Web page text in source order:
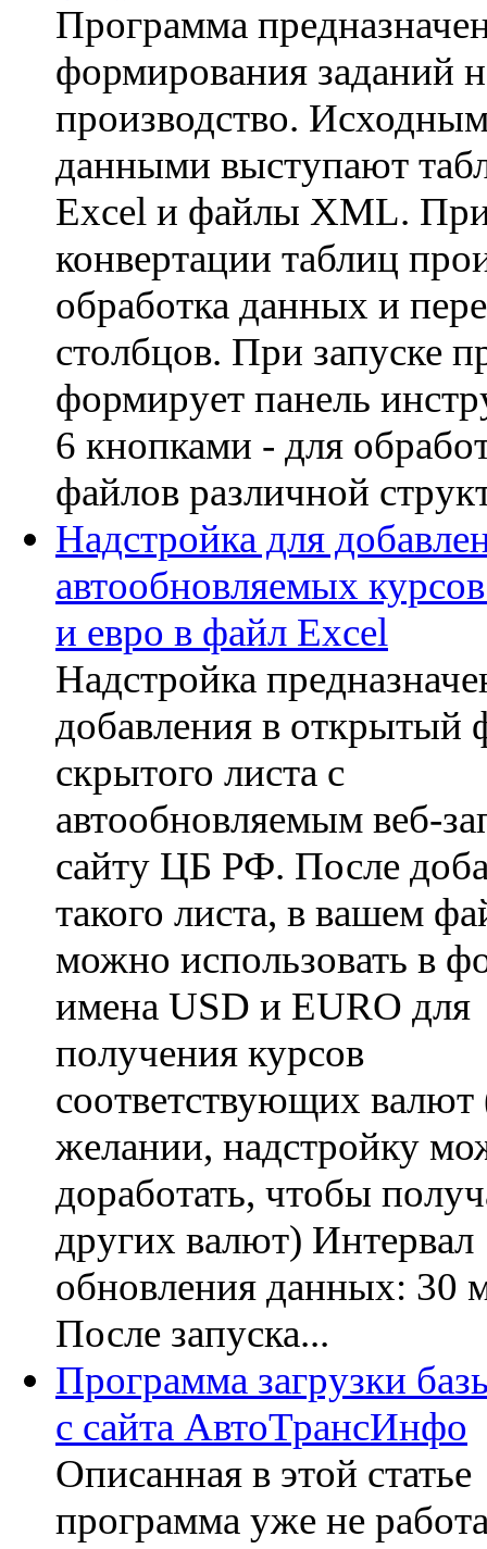
Программа
формирования заданий
производство.
данными выступают
Excel и файлы XML.
конвертации таблиц
обработка данных и
столбцов. При запуске
формирует панель
6 кнопками - для
файлов различной
Надстройка для
автообновляемых
и евро в файл Excel
Надстройка
добавления в открытый
скрытого листа с
автообновляемым веб-
сайту ЦБ РФ. После
такого листа, в вашем
можно использовать в
имена USD и EURO для
получения курсов
соответствующих валют
желании, надстройку
доработать, чтобы
других валют) Интервал
обновления данных: 30
После запуска...
Программа загрузки
с сайта АвтоТрансИнфо
Описанная в этой статье
программа уже не